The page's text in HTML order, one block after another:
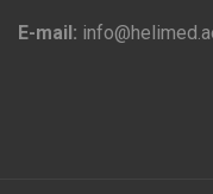
E-mail: